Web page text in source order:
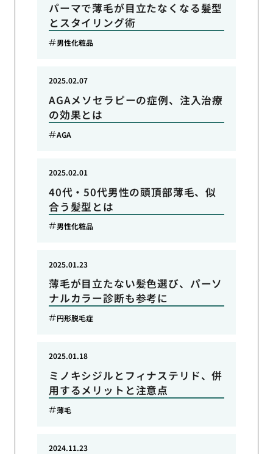
パーマで薄毛が目立たなくなる髪型
とスタイリング術
男性化粧品
AGAメソセラピーの症例、注入治療
の効果とは
2025.02.07
AGA
40代・50代男性の頭頂部薄毛、似
合う髪型とは
2025.02.01
男性化粧品
薄毛が目立たない髪色選び、パーソ
ナルカラー診断も参考に
2025.01.23
円形脱毛症
ミノキシジルとフィナステリド、併
用するメリットと注意点
2025.01.18
薄毛
2024.11.23